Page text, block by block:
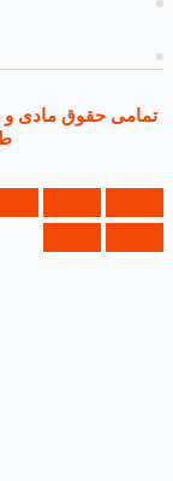
حقوق مادی و
طراحی